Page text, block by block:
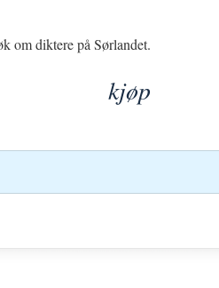
om diktere på Sørlandet.
kjøp